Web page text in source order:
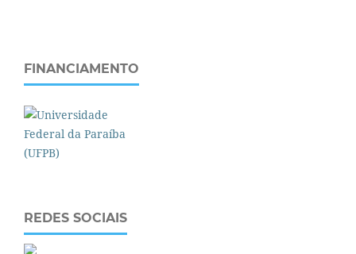
FINANCIAMENTO
REDES SOCIAIS